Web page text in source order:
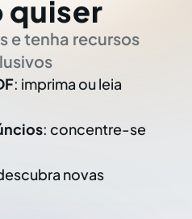
quiser
e tenha recursos
: imprima ou leia
: concentre-se
novas